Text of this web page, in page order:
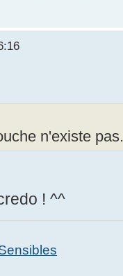
n'existe pas.
! ^^